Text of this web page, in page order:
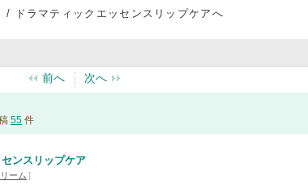
/ ドラマティックエッセンスリップケアへ
前へ 次へ
55 件
ンスリップケア
ーム ]